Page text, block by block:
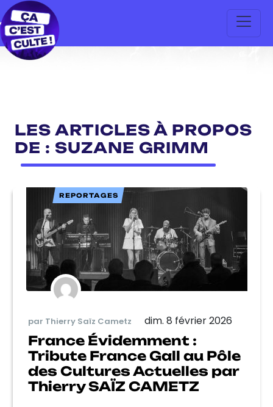
LES ARTICLES À PROPOS
DE : SUZANE GRIMM
REPORTAGES
par Thierry Saïz Cametz dim. 8 février 2026
France Évidemment :
Tribute France Gall au Pôle
des Cultures Actuelles par
Thierry SAÏZ CAMETZ